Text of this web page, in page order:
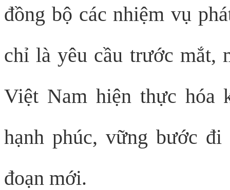
đồng bộ các nhiệm vụ
chỉ là yêu cầu trước mắt,
Việt Nam hiện thực hóa
hạnh phúc, vững bước
đoạn mới.